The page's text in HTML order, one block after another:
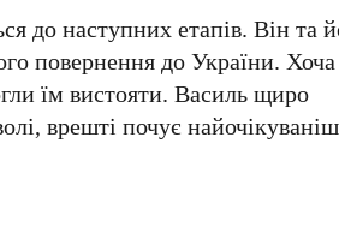
до наступних етапів. Він та
повернення до України. Хоча
їм вистояти. Василь щиро
врешті почує